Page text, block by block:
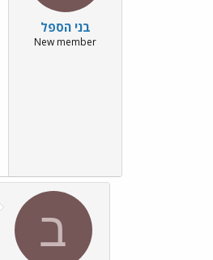
בני הספל
New member
ב